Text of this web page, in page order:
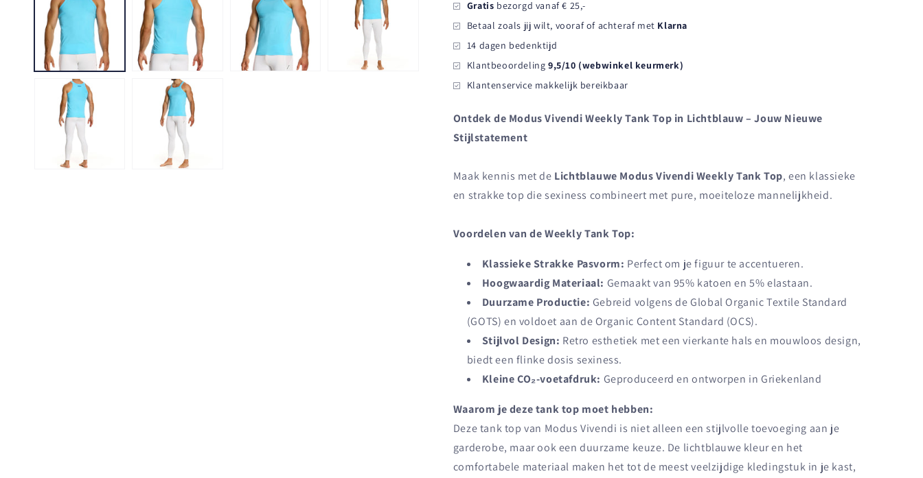
Gratis bezorgd vanaf € 25,-
Betaal zoals jij wilt, vooraf of achteraf met Klarna
14 dagen bedenktijd
Klantbeoordeling 9,5/10 (webwinkel keurmerk)
Klantenservice makkelijk bereikbaar
Ontdek de Modus Vivendi Weekly Tank Top in Lichtblauw – Jouw Nieuwe
Stijlstatement
Maak kennis met de Lichtblauwe Modus Vivendi Weekly Tank Top, een klassieke
en strakke top die sexiness combineert met pure, moeiteloze mannelijkheid.
Voordelen van de Weekly Tank Top:
Klassieke Strakke Pasvorm: Perfect om je figuur te accentueren.
Hoogwaardig Materiaal: Gemaakt van 95% katoen en 5% elastaan.
Duurzame Productie: Gebreid volgens de Global Organic Textile Standard
(GOTS) en voldoet aan de Organic Content Standard (OCS).
Stijlvol Design: Retro esthetiek met een vierkante hals en mouwloos design,
biedt een flinke dosis sexiness.
Kleine CO₂-voetafdruk: Geproduceerd en ontworpen in Griekenland
Waarom je deze tank top moet hebben:
Deze tank top van Modus Vivendi is niet alleen een stijlvolle toevoeging aan je
garderobe, maar ook een duurzame keuze. De lichtblauwe kleur en het
comfortabele materiaal maken het tot de meest veelzijdige kledingstuk in je kast,